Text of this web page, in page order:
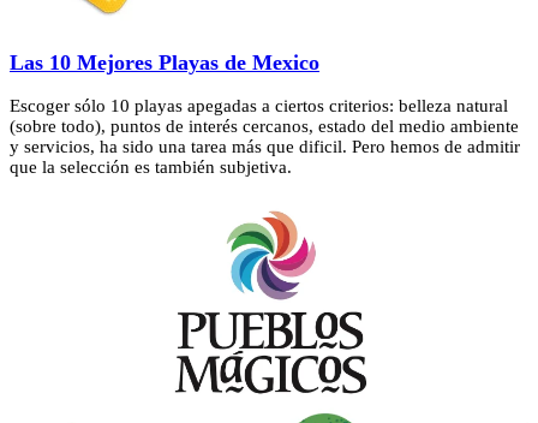
Las 10 Mejores Playas de Mexico
Escoger sólo 10 playas apegadas a ciertos criterios: belleza natural
(sobre todo), puntos de interés cercanos, estado del medio ambiente
y servicios, ha sido una tarea más que dificil. Pero hemos de admitir
que la selección es también subjetiva.